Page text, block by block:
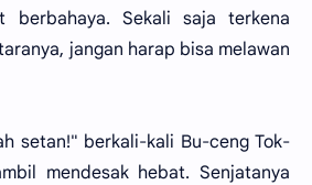
berbahaya. Sekali saja terkena
jangan harap bisa melawan
setan!" berkali-kali Bu-ceng Tok-
mendesak hebat. Senjatanya